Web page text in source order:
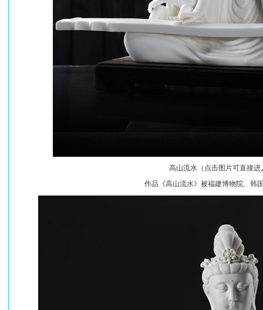
高山流水（点击图片可直接进
作品《高山流水》被福建博物院、韩